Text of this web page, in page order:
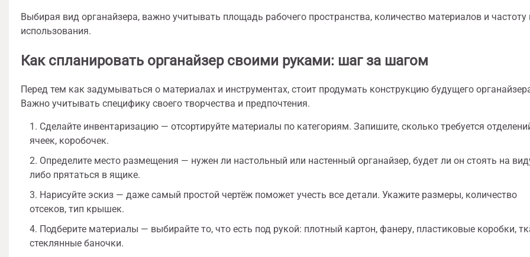
Выбирая вид органайзера, важно учитывать площадь рабочего пространства, количество материалов и частоту
использования.
Как спланировать органайзер своими руками: шаг за шагом
Перед тем как задумываться о материалах и инструментах, стоит продумать конструкцию будущего
Важно учитывать специфику своего творчества и предпочтения.
Сделайте инвентаризацию — отсортируйте материалы по категориям. Запишите, сколько требуется
ячеек, коробочек.
Определите место размещения — нужен ли настольный или настенный органайзер, будет ли он стоять на
либо прятаться в ящике.
Нарисуйте эскиз — даже самый простой чертёж поможет учесть все детали. Укажите размеры, количество
отсеков, тип крышек.
Подберите материалы — выбирайте то, что есть под рукой: плотный картон, фанеру, пластиковые коробки,
стеклянные баночки.